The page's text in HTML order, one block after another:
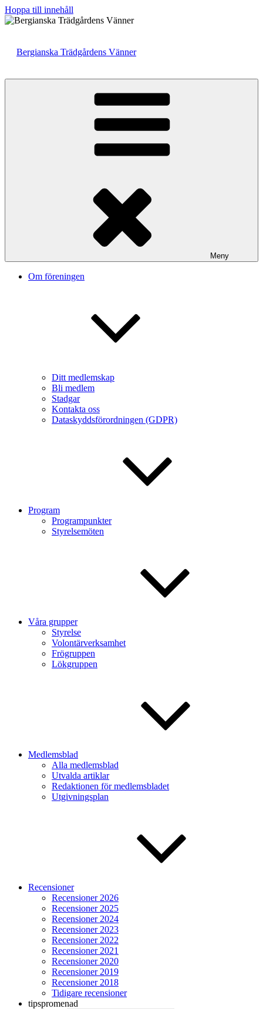
Hoppa till innehåll
Bergianska Trädgårdens Vänner
Meny
Om föreningen
Ditt medlemskap
Bli medlem
Stadgar
Kontakta oss
Dataskyddsförordningen (GDPR)
Program
Programpunkter
Styrelsemöten
Våra grupper
Styrelse
Volontärverksamhet
Frögruppen
Lökgruppen
Medlemsblad
Alla medlemsblad
Utvalda artiklar
Redaktionen för medlemsbladet
Utgivningsplan
Recensioner
Recensioner 2026
Recensioner 2025
Recensioner 2024
Recensioner 2023
Recensioner 2022
Recensioner 2021
Recensioner 2020
Recensioner 2019
Recensioner 2018
Tidigare recensioner
tipspromenad